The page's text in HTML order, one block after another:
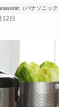
（パナソニック
12日